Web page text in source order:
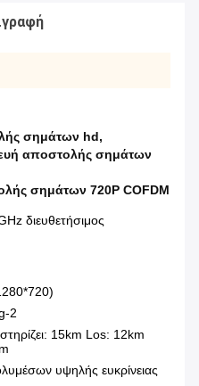
σημάτων hd,
αποστολής σημάτων
σημάτων 720P COFDM
διευθετήσιμος
2
15km Los: 12km
υψηλής ευκρίνειας